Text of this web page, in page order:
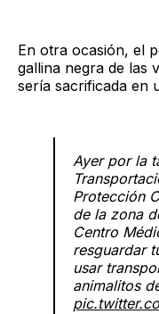
En otra ocasión, el
gallina negra de las
sería sacrificada en
Ayer por la
Protección
de la zona
Centro
resguardar
usar
animalitos